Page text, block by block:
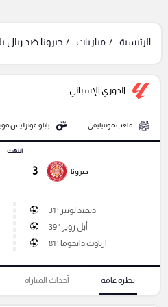
الرئيسية مباريات جيرونا ضد ريال
الدوري الإسباني
ملعب مونتيليفي بابلو غونزاليس
جيرونا 3
انتهت
ديفيد لوبيز ' 31
أبل رويز ' 39
ارناوت دانجوما ' 81
نظره عامه أحداث المباراة